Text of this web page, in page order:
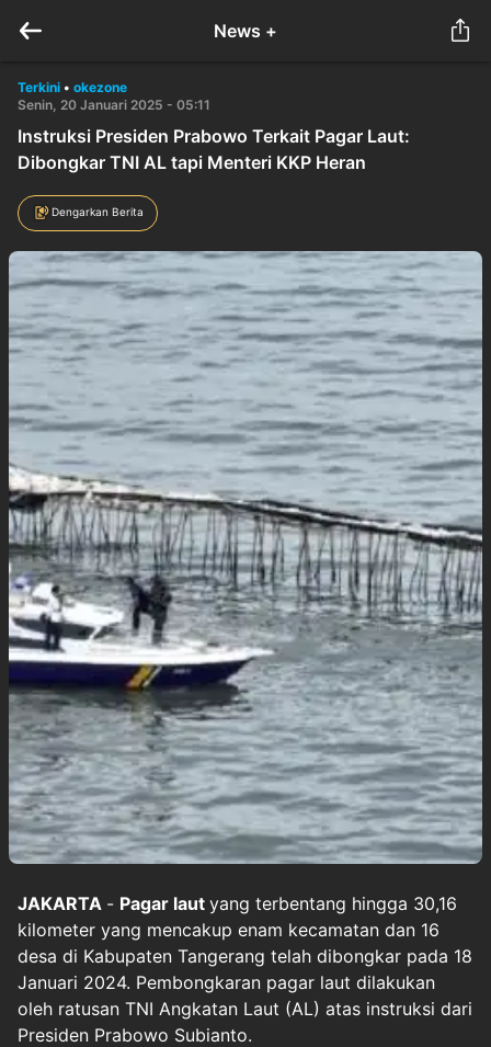
News +
Terkini • okezone
Senin, 20 Januari 2025 - 05:11
Instruksi Presiden Prabowo Terkait Pagar Laut:
Dibongkar TNI AL tapi Menteri KKP Heran
Dengarkan Berita
JAKARTA - Pagar laut yang terbentang hingga 30,16
kilometer yang mencakup enam kecamatan dan 16
desa di Kabupaten Tangerang telah dibongkar pada 18
Januari 2024. Pembongkaran pagar laut dilakukan
oleh ratusan TNI Angkatan Laut (AL) atas instruksi dari
Presiden Prabowo Subianto.